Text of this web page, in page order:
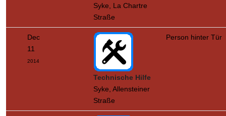
Syke, La Chartre
Straße
Dec
11
2014
Technische Hilfe
Syke, Allensteiner
Straße
Person hinter Tür